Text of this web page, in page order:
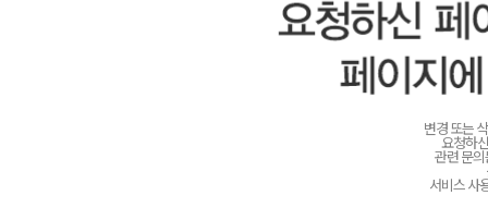
변경 또는
요청하
관련 문
서비스 사